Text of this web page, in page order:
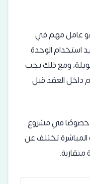
عامل مهم في
استخدام الوحدة
ومع ذلك يجب
داخل العقد قبل
خصوصًا في مشروع
المباشرة تختلف عن